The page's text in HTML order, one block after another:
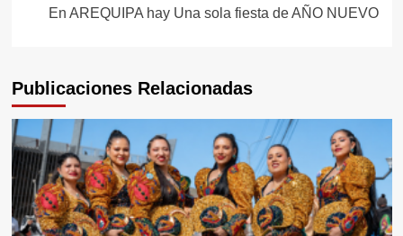
En AREQUIPA hay Una sola fiesta de AÑO NUEVO
Publicaciones Relacionadas